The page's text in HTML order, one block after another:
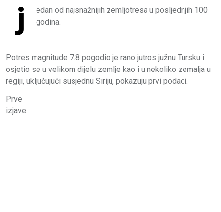
j
edan od najsnažnijih zemljotresa u posljednjih 100
godina.
Potres magnitude 7.8 pogodio je rano jutros južnu Tursku i
osjetio se u velikom dijelu zemlje kao i u nekoliko zemalja u
regiji, uključujući susjednu Siriju, pokazuju prvi podaci.
Prve
izjave